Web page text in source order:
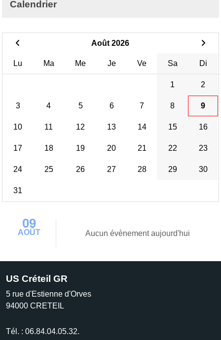
Calendrier
Août 2026
Lu Ma Me Je Ve Sa Di
1 2
3 4 5 6 7 8 9
10 11 12 13 14 15 16
17 18 19 20 21 22 23
24 25 26 27 28 29 30
31
09
AOÛT Aucun évènement aujourd'hui
US Créteil GR
5 rue d'Estienne d'Orves
94000 CRETEIL
Tél. : 06.84.04.05.32.